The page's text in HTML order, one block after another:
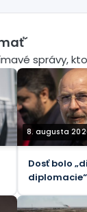
správy,
8. augusta
Dosť bolo
Trumpom